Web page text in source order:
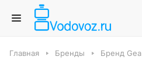
Главная Бренды Бренд Gea